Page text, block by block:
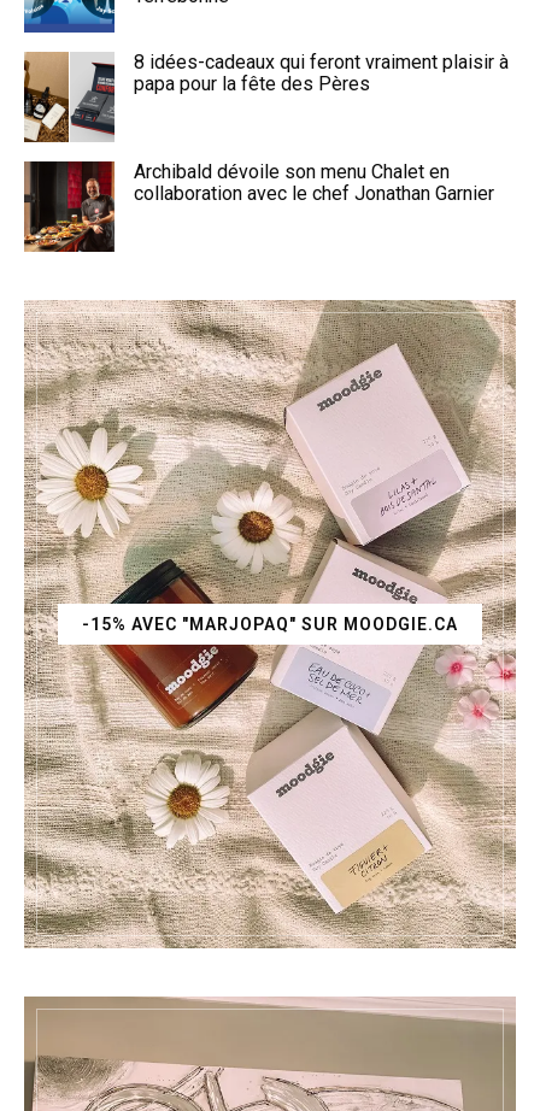
8 idées-cadeaux qui feront vraiment plaisir à
papa pour la fête des Pères
Archibald dévoile son menu Chalet en
collaboration avec le chef Jonathan Garnier
-15% AVEC "MARJOPAQ" SUR MOODGIE.CA